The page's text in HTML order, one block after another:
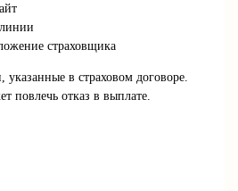
страховщика
в страховом договоре.
повлечь отказ в выплате.